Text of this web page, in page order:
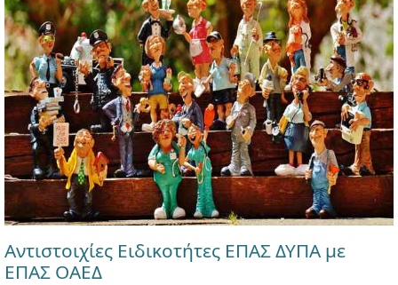
Αντιστοιχίες Ειδικοτήτες ΕΠΑΣ ΔΥΠΑ με
ΕΠΑΣ ΟΑΕΔ